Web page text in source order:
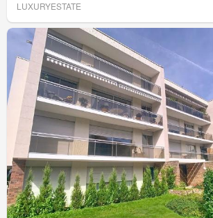
LUXURYESTATE